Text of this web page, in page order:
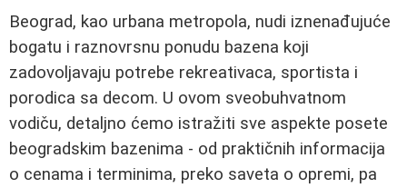
Beograd, kao urbana metropola, nudi iznenađujuće
bogatu i raznovrsnu ponudu bazena koji
zadovoljavaju potrebe rekreativaca, sportista i
porodica sa decom. U ovom sveobuhvatnom
vodiču, detaljno ćemo istražiti sve aspekte posete
beogradskim bazenima - od praktičnih informacija
o cenama i terminima, preko saveta o opremi, pa